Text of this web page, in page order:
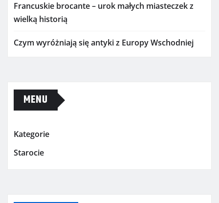
Francuskie brocante – urok małych miasteczek z
wielką historią
Czym wyróżniają się antyki z Europy Wschodniej
MENU
Kategorie
Starocie